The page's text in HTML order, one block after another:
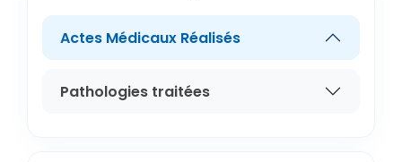
Actes Médicaux Réalisés
Pathologies traitées